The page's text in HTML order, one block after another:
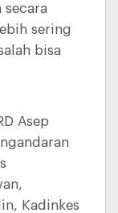
secara
sering
bisa
Asep
Kadinkes